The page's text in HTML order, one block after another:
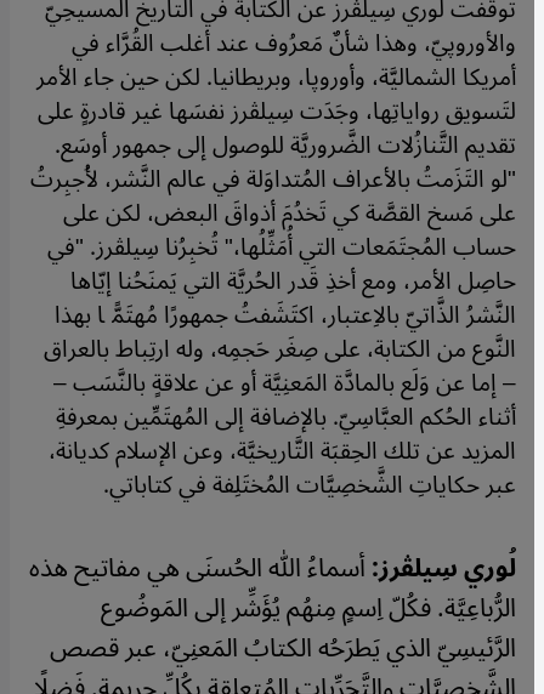
توقَّفَت لُوري سِيلڤرز عن الكتابة في التاريخ المسيحِيّ
والأوروپيّ، وهذا شأنٌ مَعرُوف عند أغلب القُرَّاء في
أمريكا الشماليَّة، وأوروپا، وبريطانيا. لكن حين جاء الأمر
لتَسويق رواياتِها، وجَدَت سِيلڤرز نفسَها غير قادرةٍ على
تقديم التَّنازُلات الضَّروريَّة للوصول إلى جمهور أوسَع.
"لو التَزَمتُ بالأعراف المُتداوَلة في عالم النَّشر، لأُجبِرتُ
على مَسخ القصَّة كي تَخدُمَ أذواقَ البعض، لكن على
حساب المُجتَمَعات التي أُمَثِّلُها،" تُخبِرُنا سِيلڤرز. "في
حاصِل الأمر، ومع أخذِ قَدر الحُريَّة التي يَمنَحُنا إيّاها
النَّشرُ الذَّاتيّ بالاِعتبار، اكتَشَفتُ جمهورًا مُهتَمًّا بهذا
النَّوع من الكتابة، على صِغَر حَجمِه، وله ارتِباط بالعراق
– إما عن وَلَع بالمادَّة المَعنِيَّة أو عن علاقةٍ بالنَّسَب –
أثناء الحُكم العبَّاسِيّ. بالإضافة إلى المُهتَمِّين بمعرفةِ
المزيد عن تلك الحِقبَة التَّاريخيَّة، وعن الإسلام كديانة،
عبر حكاياتِ الشَّخصِيَّات المُختَلِفة في كتاباتي.
لُوري سِيلڤرز:أسماءُ الله الحُسنَى هي مفاتيح هذه
الرُّباعِيَّة. فكُلّ اِسمٍ مِنهُم يُؤَشِّر إلى المَوضُوع
الرَّئيسِيّ الذي يَطرَحُه الكتابُ المَعنِيّ، عبر قصص